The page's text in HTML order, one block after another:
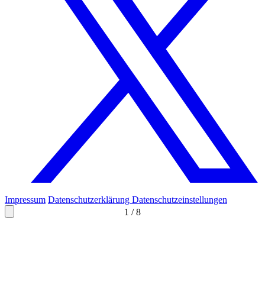
1 /8
Impressum Datenschutzerklärung Datenschutzeinstellungen